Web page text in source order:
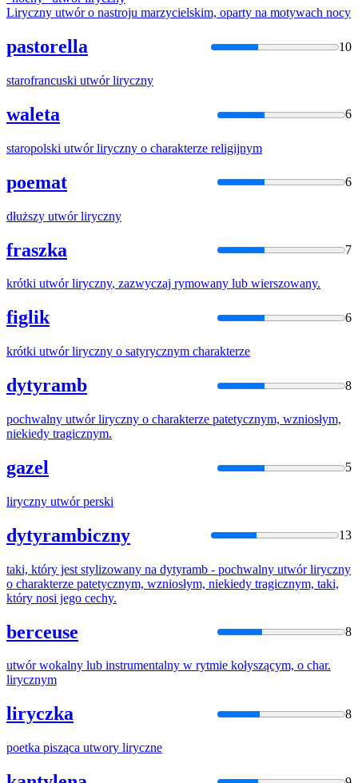
Liryczny utwóro nastroju marzycielskim, oparty na motywach nocy
pastorella 10
starofrancuski utwór liryczny
waleta 6
staropolski utwór liryczny o charakterze religijnym
poemat 6
dłuższy utwór liryczny
fraszka 7
krótki utwór liryczny, zazwyczaj rymowany lub wierszowany.
figlik 6
krótki utwór liryczny o satyrycznym charakterze
dytyramb 8
pochwalny utwór liryczny o charakterze patetycznym, wzniosłym,
niekiedy tragicznym.
gazel 5
liryczny utwórperski
dytyrambiczny 13
taki, który jest stylizowany na dytyramb - pochwalny utwór liryczny
o charakterze patetycznym, wzniosłym, niekiedy tragicznym, taki,
który nosi jego cechy.
berceuse 8
utwórwokalny lub instrumentalny w rytmie kołyszącym, o char.
lirycznym
liryczka 8
poetka pisząca utwory liryczne